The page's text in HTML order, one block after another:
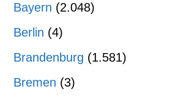
Bayern (2.048)
Berlin (4)
Brandenburg (1.581)
Bremen (3)